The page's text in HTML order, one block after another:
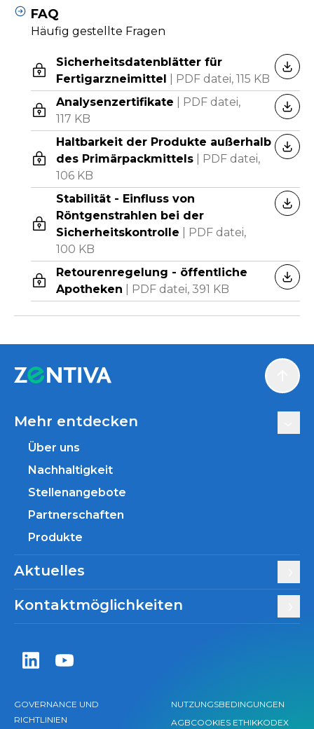
FAQ
Häufig gestellte Fragen
Sicherheitsdatenblätter für
Fertigarzneimittel
PDF datei, 115 KB
Analysenzertifikate
PDF datei,
117 KB
Haltbarkeit der Produkte außerhalb
des Primärpackmittels
PDF datei,
106 KB
Stabilität - Einfluss von
Röntgenstrahlen bei der
Sicherheitskontrolle
PDF datei,
100 KB
Retourenregelung - öffentliche
Apotheken
PDF datei, 391 KB
Zentiva LinkedIn
Zentiva YouTube
Mehr entdecken
Über uns
Nachhaltigkeit
Stellenangebote
Partnerschaften
Produkte
Aktuelles
Kontaktmöglichkeiten
GOVERNANCE UND
RICHTLINIEN
NUTZUNGSBEDINGUNGEN
AGBCOOKIES ETHIKKODEX